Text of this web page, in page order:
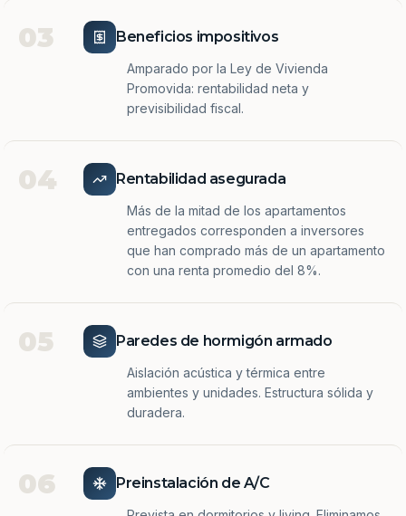
03 Beneficios impositivos
Amparado por la Ley de Vivienda
Promovida: rentabilidad neta y
previsibilidad fiscal.
04 Rentabilidad asegurada
Más de la mitad de los apartamentos
entregados corresponden a inversores
que han comprado más de un apartamento
con una renta promedio del 8%.
05 Paredes de hormigón armado
Aislación acústica y térmica entre
ambientes y unidades. Estructura sólida y
duradera.
06 Preinstalación de A/C